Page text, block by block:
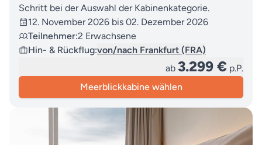
Schritt bei der Auswahl der Kabinenkategorie.
12. November 2026 bis 02. Dezember 2026
Teilnehmer:2 Erwachsene
Hin- & Rückflug:
von/nach Frankfurt (FRA)
ab 3.299 € p.P.
Meerblickkabine wählen